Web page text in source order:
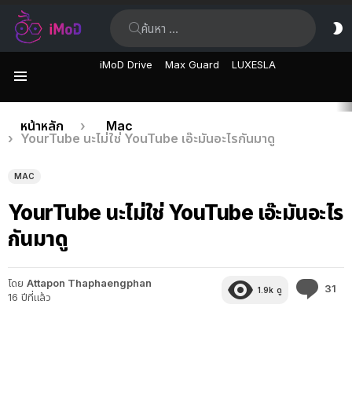
iMoD Drive Max Guard LUXESLA
เรื่อง
ล่าสุด
คุณอยู่ที่นี่:
หน้าหลัก
Mac
YourTube นะไม่ใช่ YouTube เอ๊ะมันอะไรกันมาดู
MAC
YourTube นะไม่ใช่ YouTube เอ๊ะมันอะไร
กันมาดู
โดย Attapon Thaphaengphan
16 ปีที่แล้ว
1.9k ดู 31